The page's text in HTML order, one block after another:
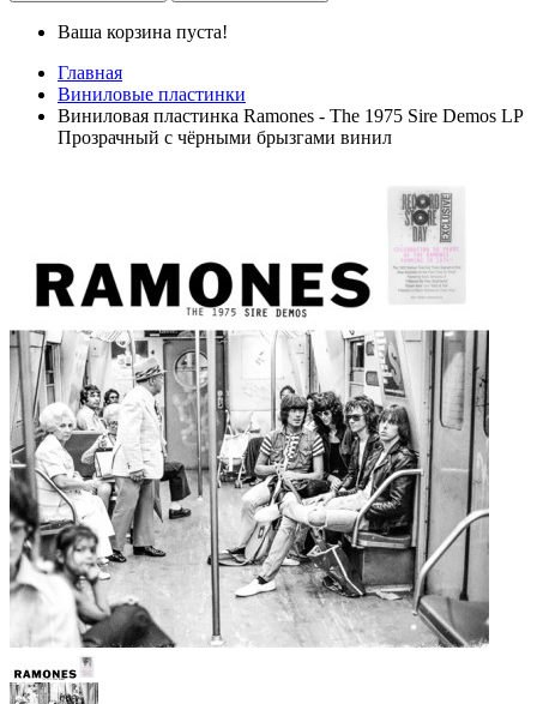
Ваша корзина пуста!
Главная
Виниловые пластинки
Виниловая пластинка Ramones - The 1975 Sire Demos LP
Прозрачный с чёрными брызгами винил